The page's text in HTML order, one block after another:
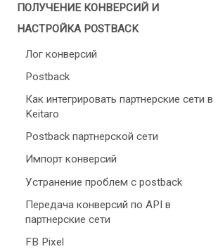
ПОЛУЧЕНИЕ КОНВЕРСИЙ И
НАСТРОЙКА POSTBACK
Лог конверсий
Postback
Как интегрировать партнерские сети в
Keitaro
Postback партнерской сети
Импорт конверсий
Устранение проблем с postback
Передача конверсий по API в
партнерские сети
FB Pixel